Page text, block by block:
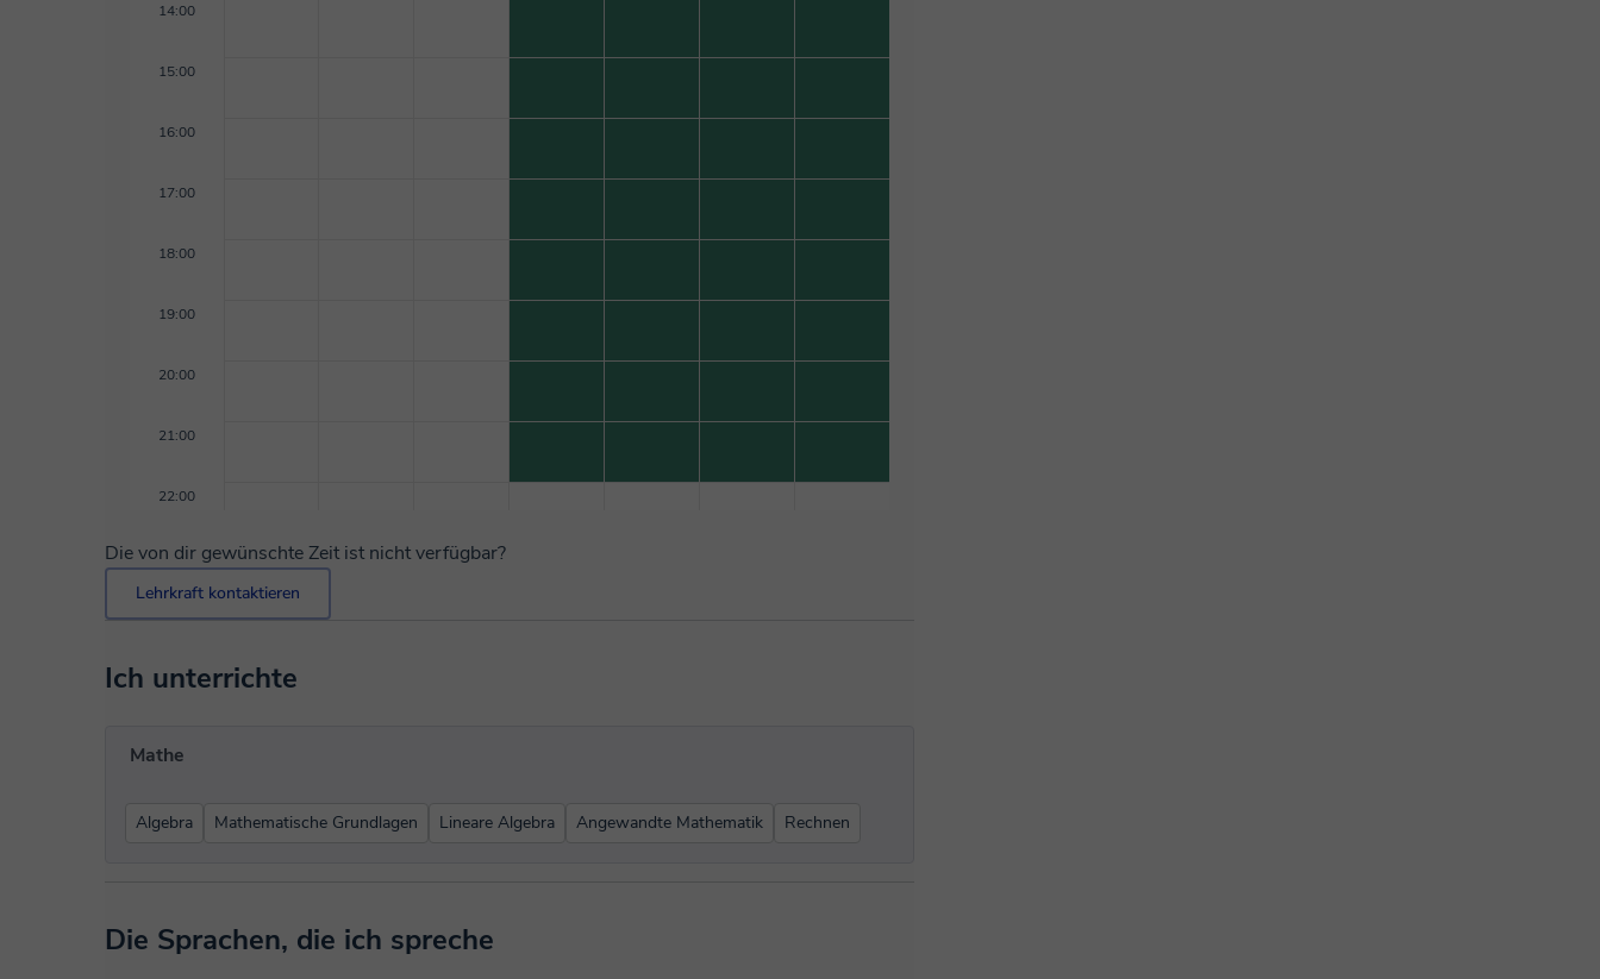
14:00
15:00
16:00
17:00
18:00
19:00
20:00
21:00
22:00
Die von dir gewünschte Zeit ist nicht verfügbar?
Lehrkraft kontaktieren
Ich unterrichte
Mathe
Algebra Mathematische Grundlagen Lineare Algebra Angewandte Mathematik Rechnen
Die Sprachen, die ich spreche